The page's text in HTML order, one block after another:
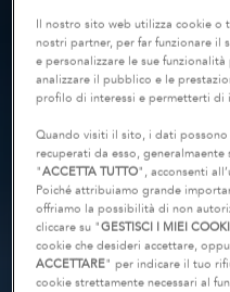
Il nostro sito web utilizza cookie
nostri partner, per far funzionare il
e personalizzare le sue
analizzare il pubblico e le
profilo di interessi e permetterti di
Quando visiti il sito, i dati
recuperati da esso,
"ACCETTA TUTTO", acconsenti
Poiché attribuiamo grande
offriamo la possibilità di non
cliccare su "GESTISCI I MIEI
cookie che desideri accettare,
ACCETTARE" per indicare il tuo
cookie strettamente necessari al